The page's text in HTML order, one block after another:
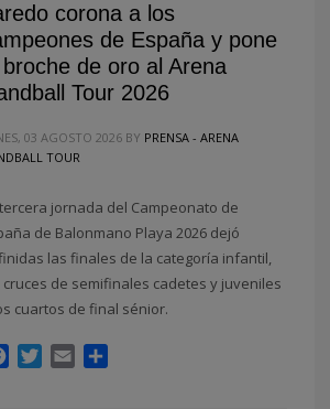
corona a los
de España y pone
broche de oro al Arena
Tour 2026
03 AGOSTO 2026 BY PRENSA - ARENA
TOUR
jornada del Campeonato de
de Balonmano Playa 2026 dejó
las finales de la categoría infantil,
cruces de semifinales cadetes y juveniles
cuartos de final sénior.
FacebookTwitter
Email